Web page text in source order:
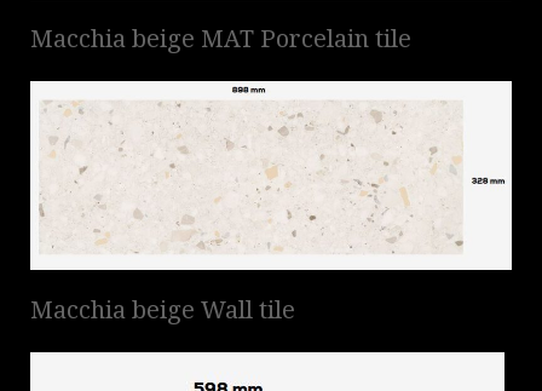
Macchia beige MAT Porcelain tile
Macchia beige Wall tile